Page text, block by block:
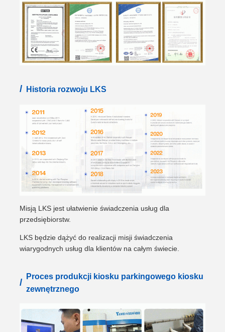
/ Historia rozwoju LKS
Misją LKS jest ułatwienie świadczenia usług dla
przedsiębiorstw.
LKS będzie dążyć do realizacji misji świadczenia
wiarygodnych usług dla klientów na całym świecie.
/
Proces produkcji kiosku parkingowego kiosku
zewnętrznego